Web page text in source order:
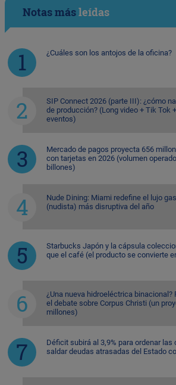
Notas másleídas
¿Cuáles son los antojos de la oficina?
SIP Connect 2026 (parte III): ¿cómo
de producción? (Long video + Tik Tok
eventos)
Mercado de pagos proyecta 656
con tarjetas en 2026 (volumen
billones)
Nude Dining: Miami redefine el lujo
(nudista) más disruptiva del año
Starbucks Japón y la cápsula
que el café (el producto se convierte
¿Una nueva hidroeléctrica binacional?
el debate sobre Corpus Christi (un
millones)
Déficit subirá al 3,9% para ordenar
saldar deudas atrasadas del Estado